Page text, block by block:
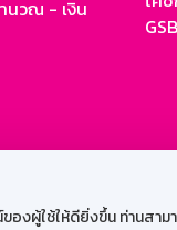
ผู้ใช้ให้ดียิ่งขึ้น ท่านสา
นวณ - เงิน